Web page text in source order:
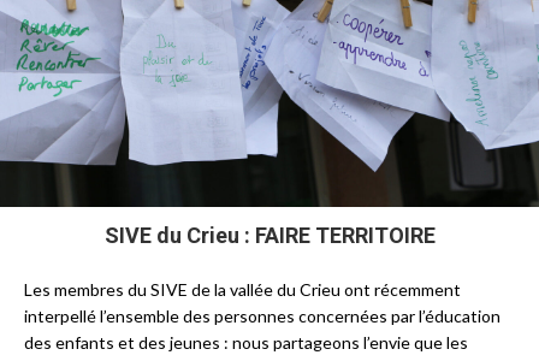
SIVE du Crieu : FAIRE TERRITOIRE
Les membres du SIVE de la vallée du Crieu ont récemment
interpellé l’ensemble des personnes concernées par l’éducation
des enfants et des jeunes : nous partageons l’envie que les